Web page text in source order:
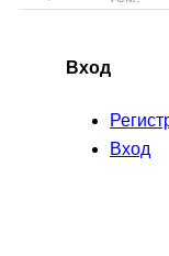
Вход
Вход